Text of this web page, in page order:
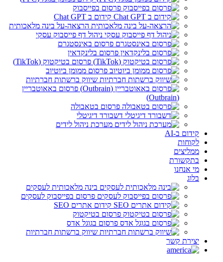
פרסום בפייסבוק
קידום ב Chat GPT
הרצאה-על בינה מלאכותית
ניהול דף פייסבוק עסקי
פרסום באינסטגרם
פרסום בלינקדאין
פרסום בטיקטוק (TikTok)
פרסום ממומן ביוטיוב
שיווק ברשתות חברתיות
פרסום באאוטבריין
(Outbrain)
פרסום בטאבולה
דשבורד דיגיטלי
מערכת ניהול לידים
קידום ב-AI
לקוחות
ממליצים
בתקשורת
מי אנחנו
בלוג
בינה מלאכותית לעסקים
פרסום בפייסבוק לעסקים
קידום אתרים SEO
פרסום בטיקטוק
פרסום בגוגל אדס
שיווק ברשתות חברתיות
יצירת קשר